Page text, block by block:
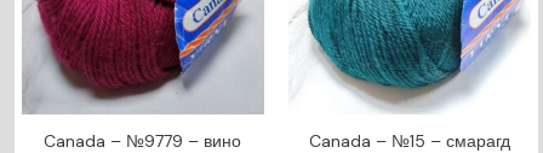
Canada – №9779 – вино Canada – №15 – смарагд